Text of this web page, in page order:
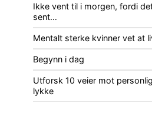
Ikke vent til i morgen, fordi
sent…
Mentalt sterke kvinner vet at
Begynn i dag
Utforsk 10 veier mot
lykke